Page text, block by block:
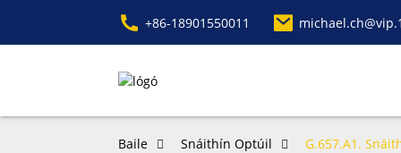
+86-18901550011
Baile Snáithín Optúil G.657.A1.